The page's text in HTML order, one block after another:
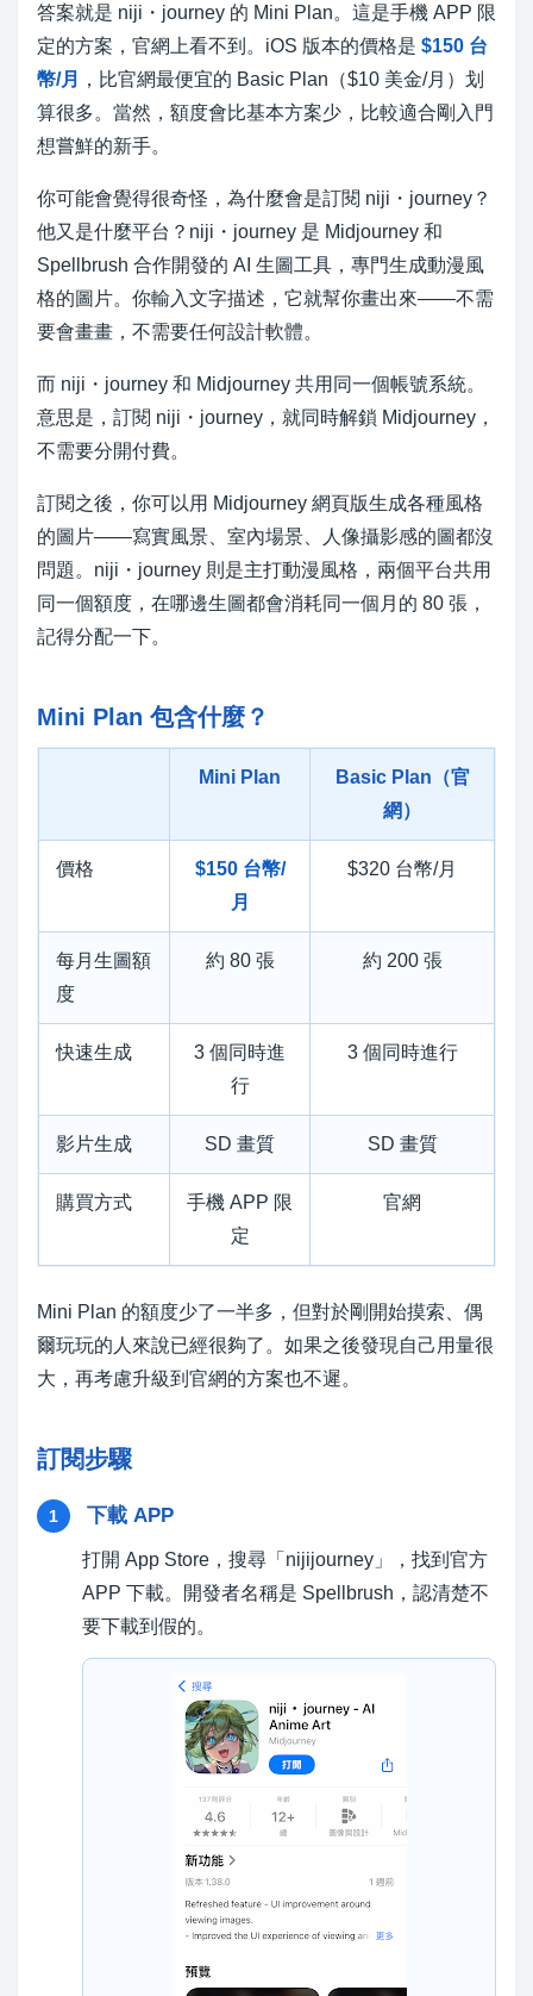
答案就是 niji・journey 的 Mini Plan。這是手機 APP 限
定的方案，官網上看不到。iOS 版本的價格是 $150 台
幣/月
，比官網最便宜的 Basic Plan（$10 美金/月）划
算很多。當然，額度會比基本方案少，比較適合剛入門
想嘗鮮的新手。
你可能會覺得很奇怪，為什麼會是訂閱 niji・journey？
他又是什麼平台？niji・journey 是 Midjourney 和
Spellbrush 合作開發的 AI 生圖工具，專門生成動漫風
格的圖片。你輸入文字描述，它就幫你畫出來——不需
要會畫畫，不需要任何設計軟體。
而 niji・journey 和 Midjourney 共用同一個帳號系統。
意思是，訂閱 niji・journey，就同時解鎖 Midjourney，
不需要分開付費。
訂閱之後，你可以用 Midjourney 網頁版生成各種風格
的圖片——寫實風景、室內場景、人像攝影感的圖都沒
問題。niji・journey 則是主打動漫風格，兩個平台共用
同一個額度，在哪邊生圖都會消耗同一個月的 80 張，
記得分配一下。
Mini Plan 包含什麼？
Mini Plan
Basic Plan（官
網）
價格
$150 台幣/
月
$320 台幣/月
每月生圖額
度
約 80 張 約 200 張
快速生成
3 個同時進
行
3 個同時進行
影片生成 SD 畫質 SD 畫質
購買方式
手機 APP 限
定
官網
Mini Plan 的額度少了一半多，但對於剛開始摸索、偶
爾玩玩的人來說已經很夠了。如果之後發現自己用量很
大，再考慮升級到官網的方案也不遲。
訂閱步驟
1 下載 APP
打開 App Store，搜尋「nijijourney」，找到官方
APP 下載。開發者名稱是 Spellbrush，認清楚不
要下載到假的。